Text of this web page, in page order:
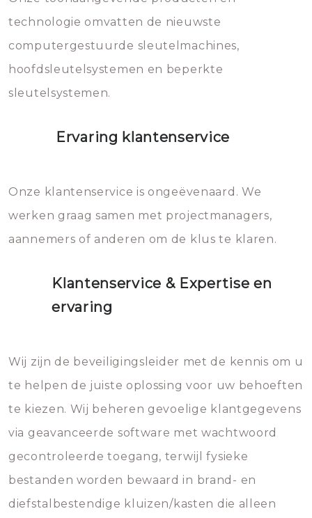
vermijden.
technologie omvatten de nieuwste
computergestuurde sleutelmachines,
hoofdsleutelsystemen en beperkte
sleutelsystemen.
Ervaring klantenservice
Onze klantenservice is ongeëvenaard. We
werken graag samen met projectmanagers,
aannemers of anderen om de klus te klaren.
Klantenservice & Expertise en
ervaring
Wij zijn de beveiligingsleider met de kennis om u
te helpen de juiste oplossing voor uw behoeften
te kiezen. Wij beheren gevoelige klantgegevens
via geavanceerde software met wachtwoord
gecontroleerde toegang, terwijl fysieke
bestanden worden bewaard in brand- en
diefstalbestendige kluizen/kasten die alleen